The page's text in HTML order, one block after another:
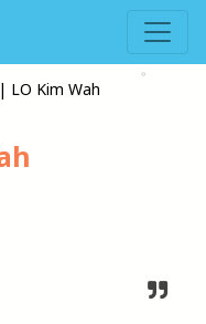
LO Kim Wah